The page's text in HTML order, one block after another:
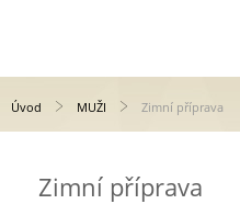
Úvod MUŽI Zimní příprava
Zimní příprava